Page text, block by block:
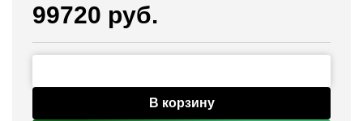
99720 руб.
В корзину